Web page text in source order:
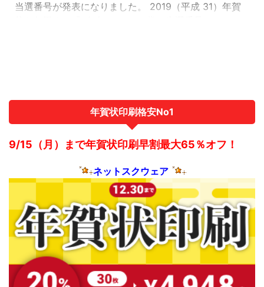
当選番号が発表になりました。 2019（平成 31）年賀
年賀状印刷格安No1
9/15（月）まで年賀状印刷早割最大65％オフ！
ネットスクウェア